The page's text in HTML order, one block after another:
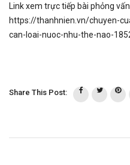
Link xem trực tiếp bài phỏng
https://thanhnien.vn/chuyen-
can-loai-nuoc-nhu-the-nao-
Share This Post: